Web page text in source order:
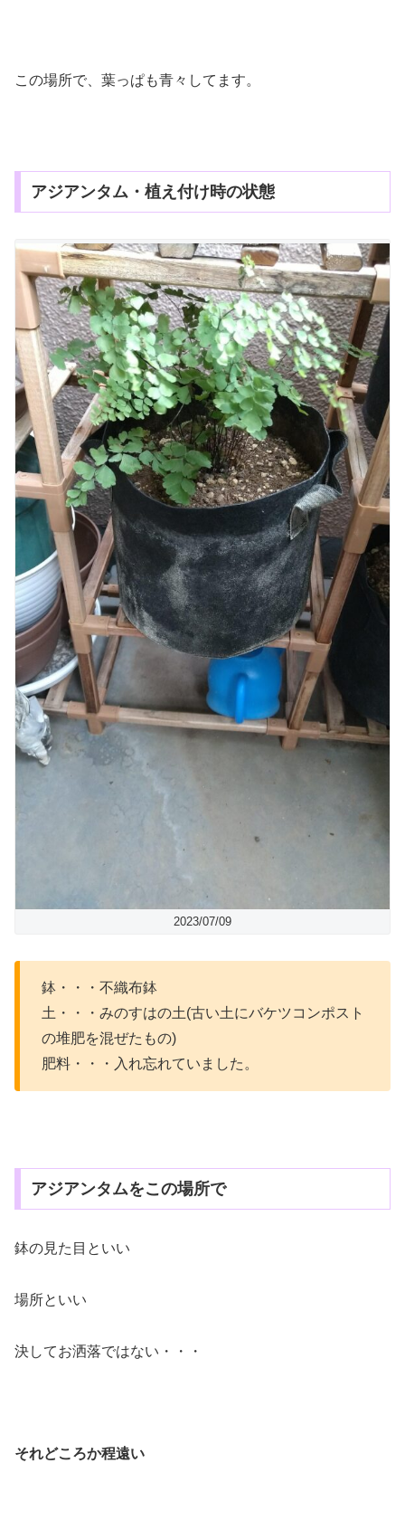
この場所で、葉っぱも青々してます。
アジアンタム・植え付け時の状態
2023/07/09
鉢・・・不織布鉢
土・・・みのすはの土(古い土にバケツコンポスト
の堆肥を混ぜたもの)
肥料・・・入れ忘れていました。
アジアンタムをこの場所で
鉢の見た目といい
場所といい
決してお洒落ではない・・・
それどころか程遠い